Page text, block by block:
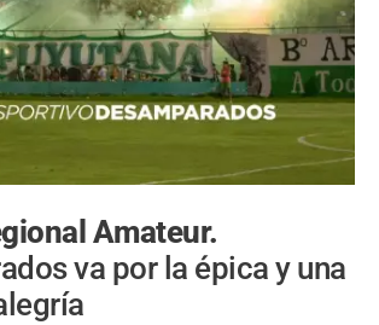
Amateur.
va por la épica y una